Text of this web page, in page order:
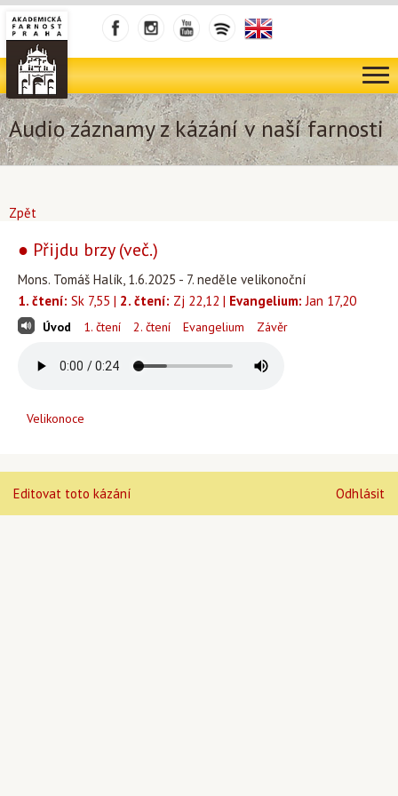
Audio záznamy z kázání v naší farnosti
Zpět
● Přijdu brzy (več.)
Mons. Tomáš Halík, 1.6.2025 - 7. neděle velikonoční
1. čtení: Sk 7,55 | 2. čtení: Zj 22,12 | Evangelium: Jan 17,20
Úvod 1. čtení 2. čtení Evangelium Závěr
Velikonoce
Editovat toto kázání Odhlásit